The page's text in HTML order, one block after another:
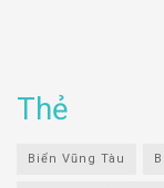
Thẻ
Biển Vũng Tàu